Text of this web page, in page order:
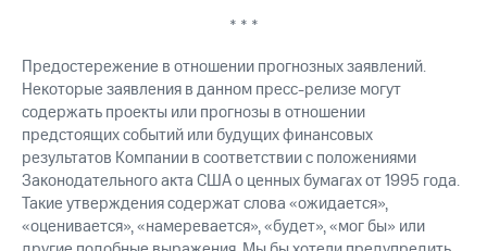
* * *
Предостережение в отношении прогнозных заявлений.
Некоторые заявления в данном пресс-релизе могут
содержать проекты или прогнозы в отношении
предстоящих событий или будущих финансовых
результатов Компании в соответствии с положениями
Законодательного акта США о ценных бумагах от 1995 года.
Такие утверждения содержат слова «ожидается»,
«оценивается», «намеревается», «будет», «мог бы» или